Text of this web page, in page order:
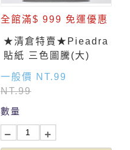
全館滿$ 999 免運優惠
★清倉特賣★Pieadra
貼紙 三色圖騰(大)
一般價 NT.99
NT.99
數量